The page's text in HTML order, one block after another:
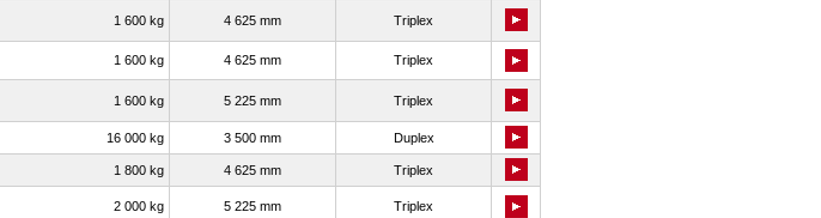
1 600 kg 4 625 mm Triplex
1 600 kg 4 625 mm Triplex
1 600 kg 5 225 mm Triplex
16 000 kg 3 500 mm Duplex
1 800 kg 4 625 mm Triplex
2 000 kg 5 225 mm Triplex